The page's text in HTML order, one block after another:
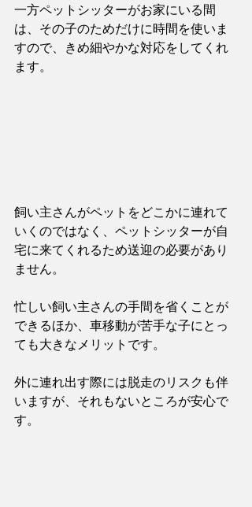
一方ペットシッターがお家にいる間
は、その子のためだけに時間を使いま
すので、きめ細やかな対応をしてくれ
ます。
飼い主さんがペットをどこかに連れて
いくのではなく、ペットシッターが自
宅に来てくれるため送迎の必要があり
ません。
忙しい飼い主さんの手間を省くことが
できるほか、車移動が苦手な子にとっ
ても大きなメリットです。
外に連れ出す際には脱走のリスクも伴
いますが、それもないところが安心で
す。